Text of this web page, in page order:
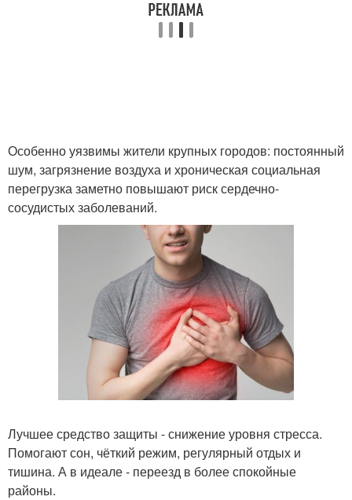
Особенно уязвимы жители крупных городов: постоянный
шум, загрязнение воздуха и хроническая социальная
перегрузка заметно повышают риск сердечно-
сосудистых заболеваний.
Лучшее средство защиты - снижение уровня стресса.
Помогают сон, чёткий режим, регулярный отдых и
тишина. А в идеале - переезд в более спокойные
районы.